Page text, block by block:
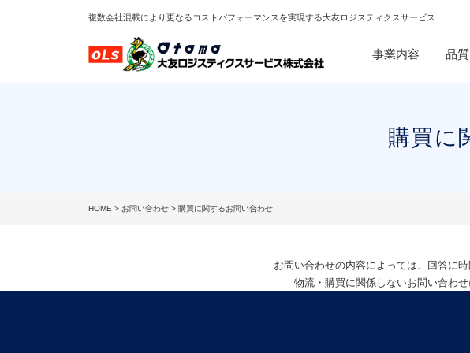
複数会社混載により更なるコストパフォーマンスを実現する大友ロジスティクスサービス
事業内容 品
購買に
HOME > お問い合わせ > 購買に関するお問い合わせ
お問い合わせの内容によっては、 回答に
物流・購買に関係しないお問い合わ